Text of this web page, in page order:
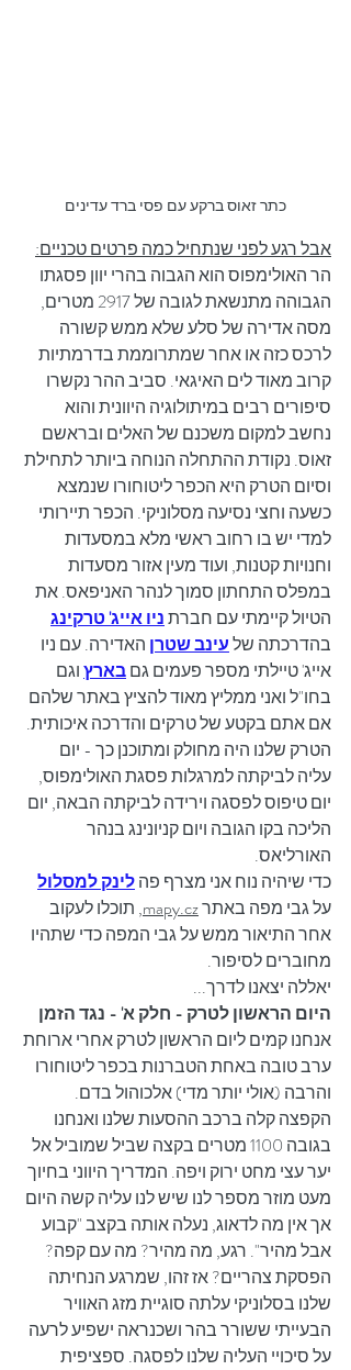
כתר זאוס ברקע עם פסי ברד עדינים
אבל רגע לפני שנתחיל כמה פרטים טכניים:
הר האולימפוס הוא הגבוה בהרי יוון פסגתו
הגבוהה מתנשאת לגובה של 2917 מטרים,
מסה אדירה של סלע שלא ממש קשורה
לרכס כזה או אחר שמתרוממת בדרמתיות
קרוב מאוד לים האיגאי. סביב ההר נקשרו
סיפורים רבים במיתולוגיה היוונית והוא
נחשב למקום משכנם של האלים ובראשם
זאוס. נקודת ההתחלה הנוחה ביותר לתחילת
וסיום הטרק היא הכפר ליטוחורו שנמצא
כשעה וחצי נסיעה מסלוניקי. הכפר תיירותי
למדי יש בו רחוב ראשי מלא במסעדות
וחנויות קטנות, ועוד מעין אזור מסעדות
במפלס התחתון סמוך לנהר האניפאס. את
הטיול קיימתי עם חברת ניו אייג' טרקינג
בהדרכתה של עינב שטרן האדירה. עם ניו
אייג' טיילתי מספר פעמים גם בארץ וגם
בחו"ל ואני ממליץ מאוד להציץ באתר שלהם
אם אתם בקטע של טרקים והדרכה איכותית.
הטרק שלנו היה מחולק ומתוכנן כך - יום
עליה לביקתה למרגלות פסגת האולימפוס,
יום טיפוס לפסגה וירידה לביקתה הבאה, יום
הליכה בקו הגובה ויום קניונינג בנהר
האורליאס.
כדי שיהיה נוח אני מצרף פה לינק למסלול
על גבי מפה באתר mapy.cz, תוכלו לעקוב
אחר התיאור ממש על גבי המפה כדי שתהיו
מחוברים לסיפור.
יאללה יצאנו לדרך...
היום הראשון לטרק - חלק א' - נגד הזמן
אנחנו קמים ליום הראשון לטרק אחרי ארוחת
ערב טובה באחת הטברנות בכפר ליטוחורו
והרבה (אולי יותר מדי) אלכוהול בדם.
הקפצה קלה ברכב ההסעות שלנו ואנחנו
בגובה 1100 מטרים בקצה שביל שמוביל אל
יער עצי מחט ירוק ויפה. המדריך היווני בחיוך
מעט מוזר מספר לנו שיש לנו עליה קשה היום
אך אין מה לדאוג, נעלה אותה בקצב "קבוע
אבל מהיר". רגע, מה מהיר? מה עם קפה?
הפסקת צהריים? אז זהו, שמרגע הנחיתה
שלנו בסלוניקי עלתה סוגיית מזג האוויר
הבעייתי ששורר בהר ושכנראה ישפיע לרעה
על סיכויי העליה שלנו לפסגה. ספציפית